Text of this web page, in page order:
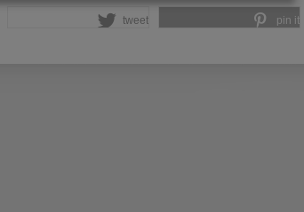
tweet pin it